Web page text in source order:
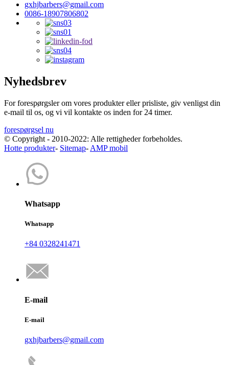
gxhjbarbers@gmail.com
0086-18907806802
Nyhedsbrev
For forespørgsler om vores produkter eller prisliste, giv venligst din
e-mail til os, og vi vil kontakte os inden for 24 timer.
forespørgsel nu
© Copyright - 2010-2022: Alle rettigheder forbeholdes.
Hotte produkter- Sitemap- AMP mobil
Whatsapp
Whatsapp
+84 0328241471
E-mail
E-mail
gxhjbarbers@gmail.com